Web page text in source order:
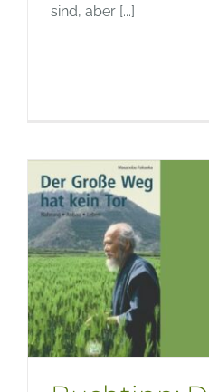
sind, aber [...]